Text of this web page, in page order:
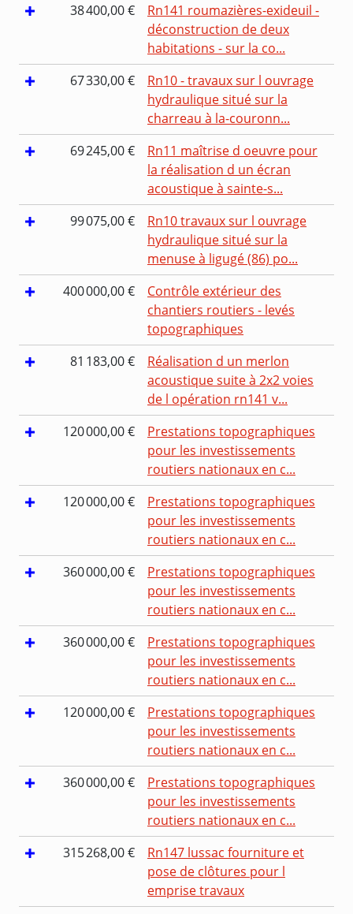
38 400,00 €
Rn141 roumazières-exideuil -
déconstruction de deux
habitations - sur la co...
67 330,00 €
Rn10 - travaux sur l ouvrage
hydraulique situé sur la
charreau à la-couronn...
69 245,00 €
Rn11 maîtrise d oeuvre pour
la réalisation d un écran
acoustique à sainte-s...
99 075,00 €
Rn10 travaux sur l ouvrage
hydraulique situé sur la
menuse à ligugé (86) po...
400 000,00 €
Contrôle extérieur des
chantiers routiers - levés
topographiques
81 183,00 €
Réalisation d un merlon
acoustique suite à 2x2 voies
de l opération rn141 v...
120 000,00 €
Prestations topographiques
pour les investissements
routiers nationaux en c...
120 000,00 €
Prestations topographiques
pour les investissements
routiers nationaux en c...
360 000,00 €
Prestations topographiques
pour les investissements
routiers nationaux en c...
360 000,00 €
Prestations topographiques
pour les investissements
routiers nationaux en c...
120 000,00 €
Prestations topographiques
pour les investissements
routiers nationaux en c...
360 000,00 €
Prestations topographiques
pour les investissements
routiers nationaux en c...
315 268,00 €
Rn147 lussac fourniture et
pose de clôtures pour l
emprise travaux